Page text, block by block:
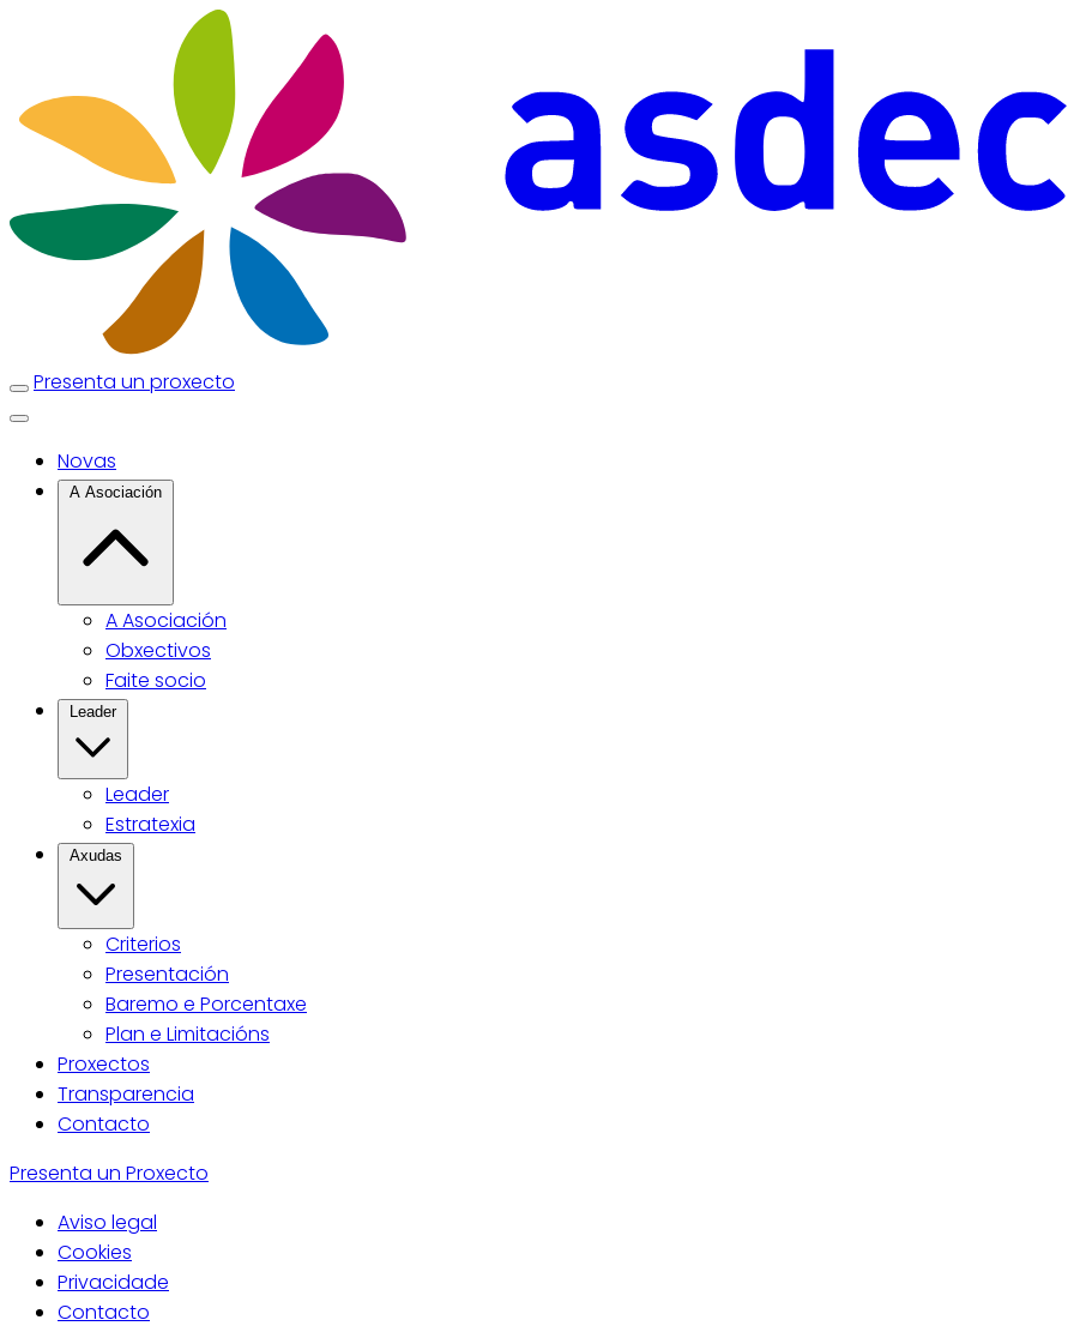
Presenta un proxecto
Novas
A Asociación
A Asociación
Obxectivos
Faite socio
Leader
Leader
Estratexia
Axudas
Criterios
Presentación
Baremo e Porcentaxe
Plan e Limitacións
Proxectos
Transparencia
Contacto
Presenta un Proxecto
Aviso legal
Cookies
Privacidade
Contacto